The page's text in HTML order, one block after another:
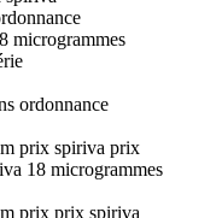
microgrammes
ordonnance
prix spiriva prix
18 microgrammes
prix prix spiriva